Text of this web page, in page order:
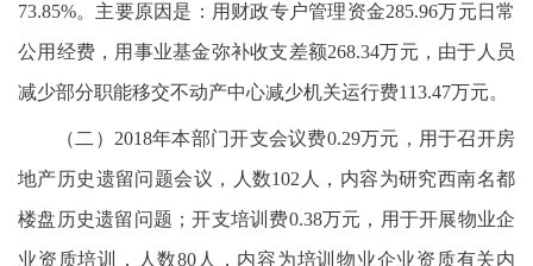
73.85%。主要原因是：用财政专户管理资金285.96万元日常
公用经费，用事业基金弥补收支差额268.34万元，由于人员
减少部分职能移交不动产中心减少机关运行费113.47万元。
（二）2018年本部门开支会议费0.29万元，用于召开房
地产历史遗留问题会议，人数102人，内容为研究西南名都
楼盘历史遗留问题；开支培训费0.38万元，用于开展物业企
业资质培训，人数80人，内容为培训物业企业资质有关内